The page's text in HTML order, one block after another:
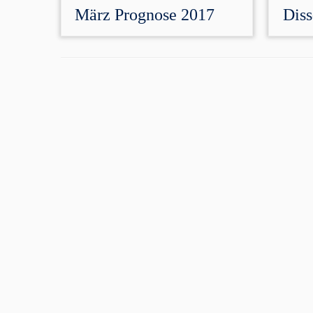
März Prognose 2017